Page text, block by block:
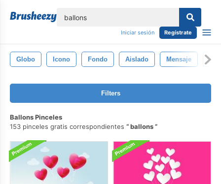
Iniciar sesión Regístrate
Globo Icono Fondo Aislado Mensaje
Filters
Ballons Pinceles
153 pinceles gratis correspondientes
ballons